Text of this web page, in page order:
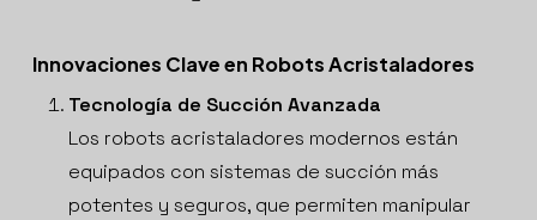
Innovaciones Clave en Robots Acristaladores
Tecnología de Succión Avanzada
Los robots acristaladores modernos están
equipados con sistemas de succión más
potentes y seguros, que permiten manipular